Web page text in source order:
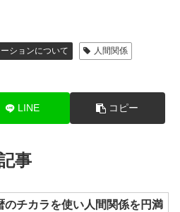
ションについて
人間関係
LINE コピー
事
のチカラを使い人間関係を円満